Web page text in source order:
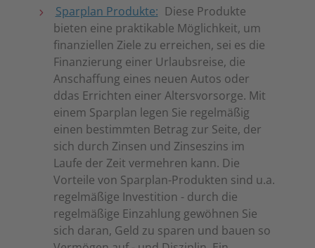
Sparplan Produkte: Diese Produkte
bieten eine praktikable Möglichkeit, um
finanziellen Ziele zu erreichen, sei es die
Finanzierung einer Urlaubsreise, die
Anschaffung eines neuen Autos oder
ddas Errichten einer Altersvorsorge. Mit
einem Sparplan legen Sie regelmäßig
einen bestimmten Betrag zur Seite, der
sich durch Zinsen und Zinseszins im
Laufe der Zeit vermehren kann. Die
Vorteile von Sparplan-Produkten sind u.a.
regelmäßige Investition - durch die
regelmäßige Einzahlung gewöhnen Sie
sich daran, Geld zu sparen und bauen so